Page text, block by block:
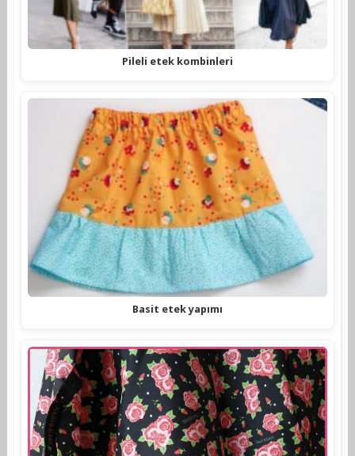
Pileli etek kombinleri
Basit etek yapımı